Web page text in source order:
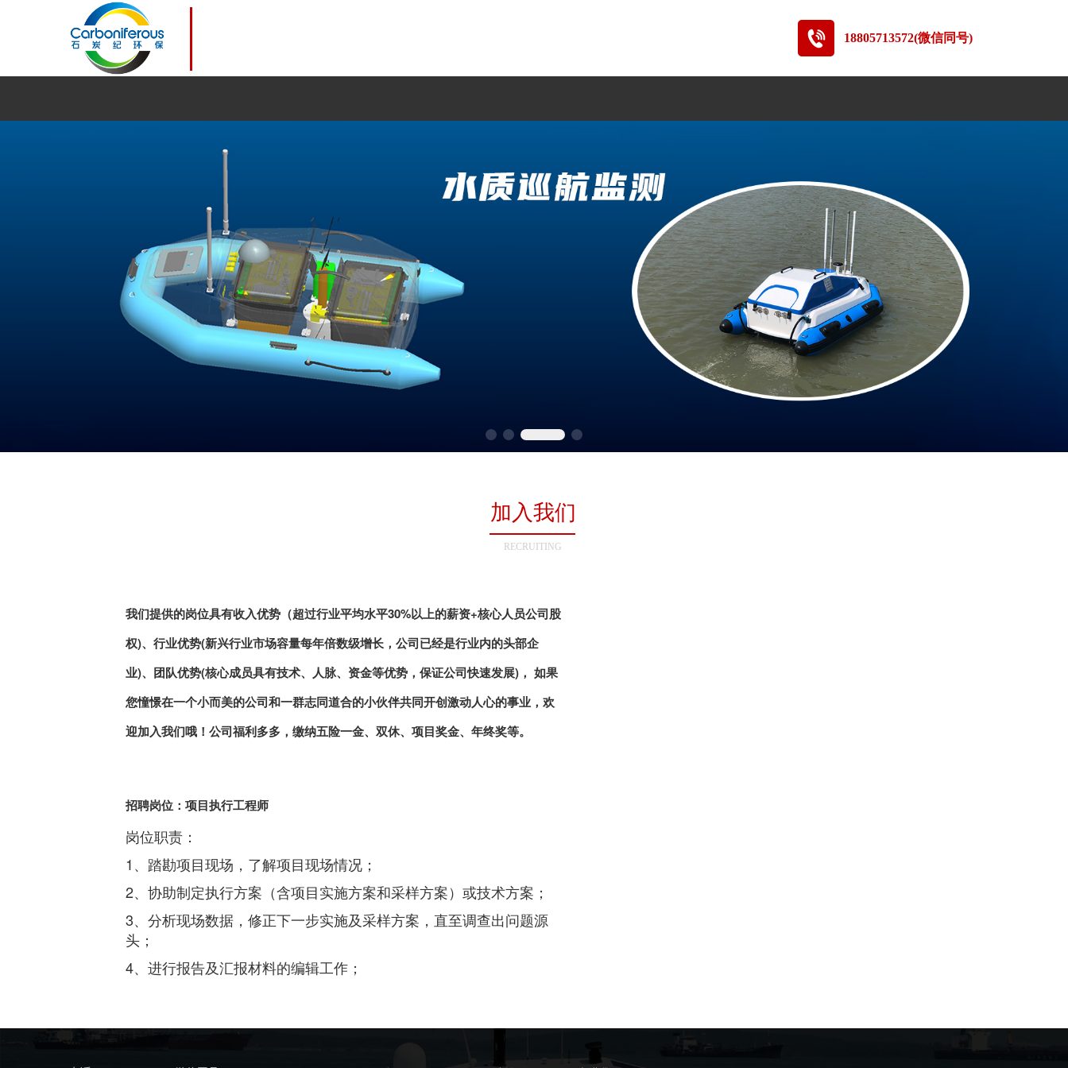
18805713572(微信同号)
加入我们
RECRUITING
我们提供的岗位具有收入优势（超过行业平均水平30%以上的薪资+核心人员公司股
权)、行业优势(新兴行业市场容量每年倍数级增长，公司已经是行业内的头部企
业)、团队优势(核心成员具有技术、人脉、资金等优势，保证公司快速发展)， 如果
您憧憬在一个小而美的公司和一群志同道合的小伙伴共同开创激动人心的事业，欢
迎加入我们哦！公司福利多多，缴纳五险一金、双休、项目奖金、年终奖等。
招聘岗位：项目执行工程师
岗位职责：
1、踏勘项目现场，了解项目现场情况；
2、协助制定执行方案（含项目实施方案和采样方案）或技术方案；
3、分析现场数据，修正下一步实施及采样方案，直至调查出问题源
头；
4、进行报告及汇报材料的编辑工作；